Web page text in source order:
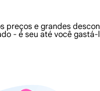
preços e grandes
- é seu até você